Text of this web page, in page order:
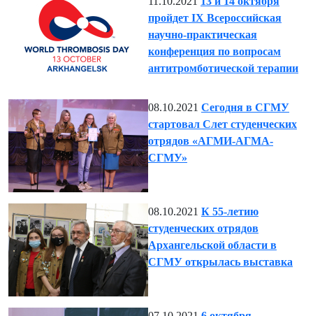
пройдет IX Всероссийская
научно-практическая
конференция по вопросам
антитромботической терапии
08.10.2021 Сегодня в СГМУ
стартовал Слет студенческих
отрядов «АГМИ-АГМА-
СГМУ»
08.10.2021 К 55-летию
студенческих отрядов
Архангельской области в
СГМУ открылась выставка